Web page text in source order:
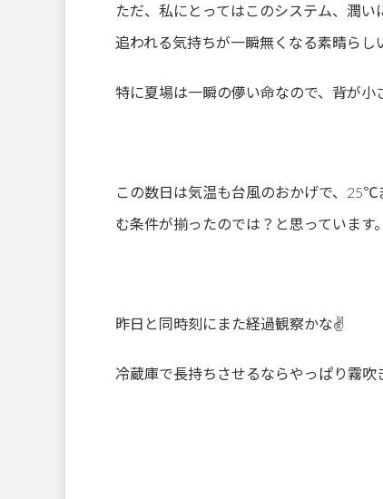
ただ、私にとってはこのシステム、潤
追われる気持ちが一瞬無くなる素晴らし
特に夏場は一瞬の儚い命なので、背が小
この数日は気温も台風のおかげで、
む条件が揃ったのでは？と思っています。
昨日と同時刻にまた経過観察かな✌️
冷蔵庫で長持ちさせるならやっぱり霧吹